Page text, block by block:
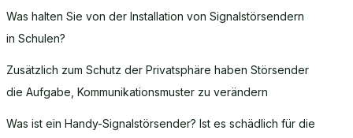
Was halten Sie von der Installation von Signalstörsendern
in Schulen?
Zusätzlich zum Schutz der Privatsphäre haben Störsender
die Aufgabe, Kommunikationsmuster zu verändern
Was ist ein Handy-Signalstörsender? Ist es schädlich für die